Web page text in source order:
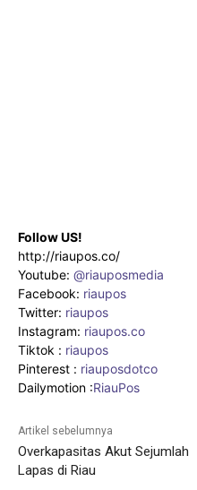
Follow US!
http://riaupos.co/
Youtube: @riauposmedia
Facebook: riaupos
Twitter: riaupos
Instagram: riaupos.co
Tiktok : riaupos
Pinterest : riauposdotco
Dailymotion :RiauPos
Artikel sebelumnya
Overkapasitas Akut Sejumlah
Lapas di Riau